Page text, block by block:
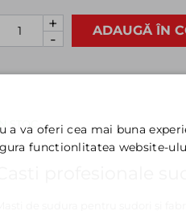
ADAUGĂ ÎN
+
-
va oferi cea mai buna
functionlitatea website-